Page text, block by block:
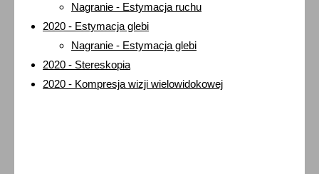
Nagranie - Estymacja ruchu
2020 - Estymacja glebi
Nagranie - Estymacja glebi
2020 - Stereskopia
2020 - Kompresja wizji wielowidokowej